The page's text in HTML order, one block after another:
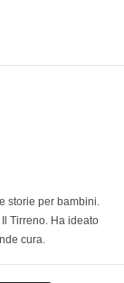
storie per bambini.
Tirreno. Ha ideato
cura.